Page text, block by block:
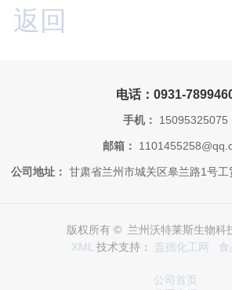
返回
电话：0931-
手机： 15095325075
邮箱：
公司地址： 甘肃省兰州市城关区皋兰路1号
版权所有 © 兰州沃特莱斯生物科
XML 技术支持： 盖德化工网 食
公司首页